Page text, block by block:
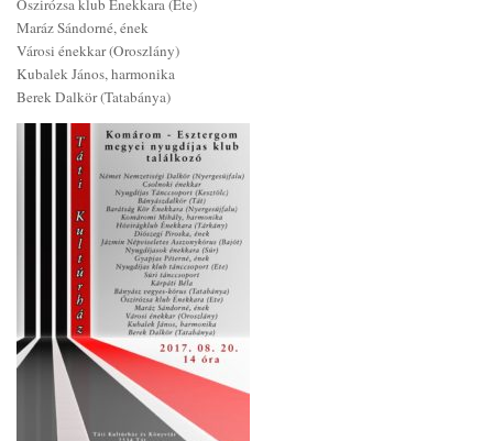
Őszirózsa klub Énekkara (Ete)
Maráz Sándorné, ének
Városi énekkar (Oroszlány)
Kubalek János, harmonika
Berek Dalkör (Tatabánya)